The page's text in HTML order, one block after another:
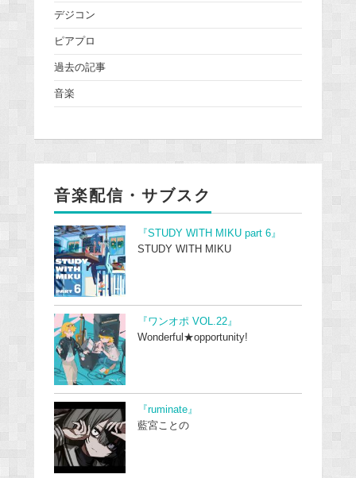
デジコン
ピアプロ
過去の記事
音楽
音楽配信・サブスク
『STUDY WITH MIKU part 6』
STUDY WITH MIKU
『ワンオポ VOL.22』
Wonderful★opportunity!
『ruminate』
藍宮ことの